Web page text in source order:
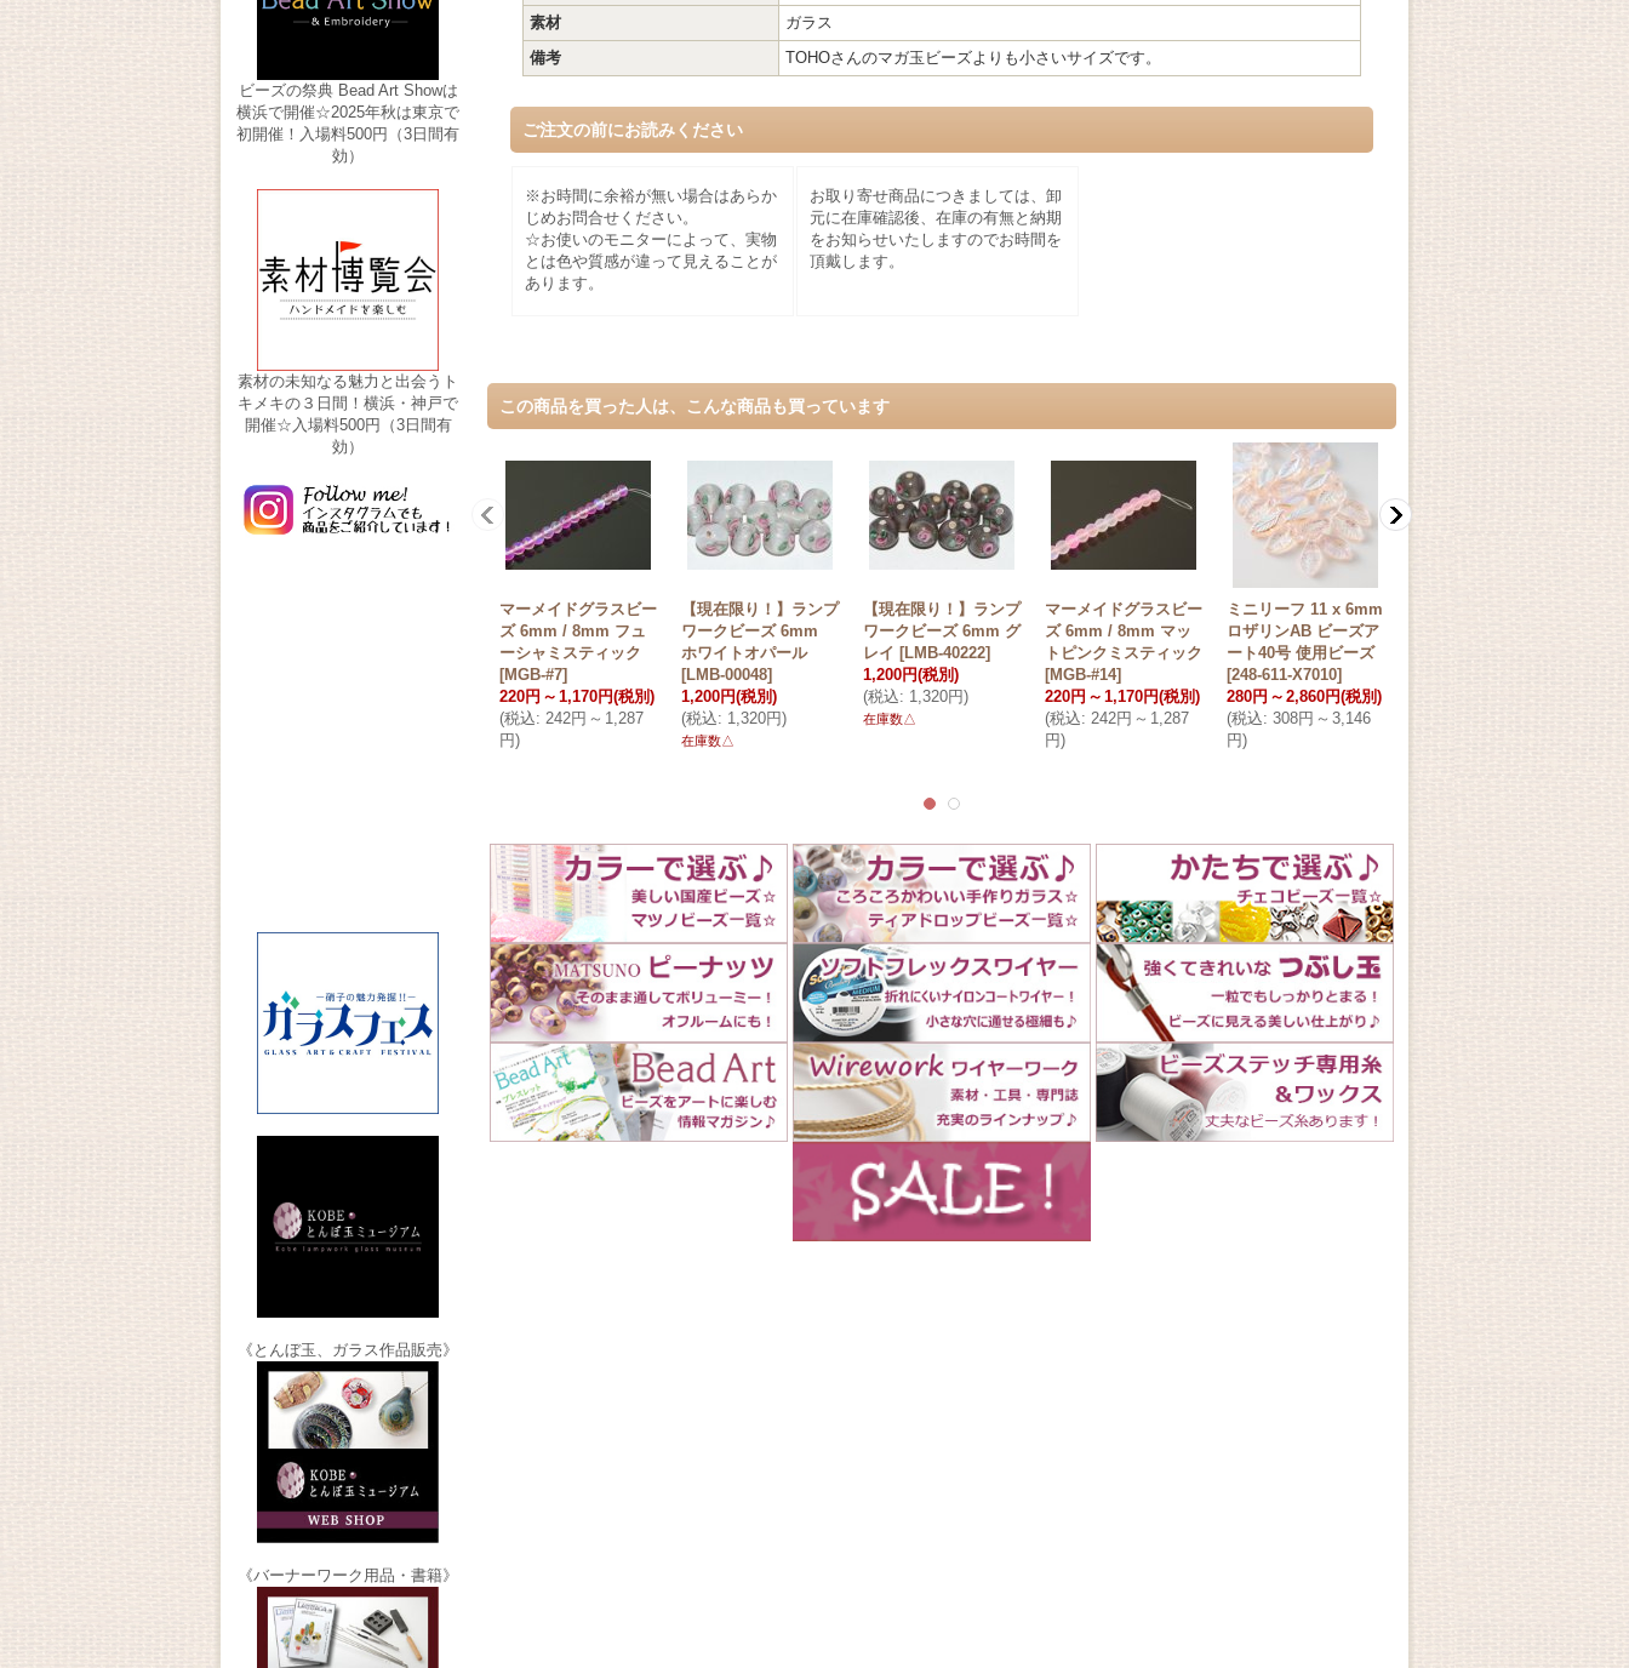
ビーズの祭典 Bead Art Showは
横浜で開催☆2025年秋は東京で
初開催！入場料500円（3日間有
効）
素材の未知なる魅力と出会うト
キメキの３日間！横浜・神戸で
開催☆入場料500円（3日間有
効）
《とんぼ玉、ガラス作品販売》
《バーナーワーク用品・書籍》
素材
ガラス
備考
TOHOさんのマガ玉ビーズよりも小さいサイズです。
ご注文の前にお読みください
※お時間に余裕が無い場合はあらか
じめお問合せください。
☆お使いのモニターによって、実物
とは色や質感が違って見えることが
あります。
お取り寄せ商品につきましては、卸
元に在庫確認後、在庫の有無と納期
をお知らせいたしますのでお時間を
頂戴します。
この商品を買った人は、こんな商品も買っています
マーメイドグラスビー
ズ 6mm / 8mm フュ
ーシャミスティック
[MGB-#7]
220円 ～ 1,170円(税別)
(税込: 242円 ～ 1,287
円)
【現在限り！】ランプ
ワークビーズ 6mm
ホワイトオパール
[LMB-00048]
1,200円(税別)
(税込: 1,320円)
在庫数△
【現在限り！】ランプ
ワークビーズ 6mm グ
レイ [LMB-40222]
1,200円(税別)
(税込: 1,320円)
在庫数△
マーメイドグラスビー
ズ 6mm / 8mm マッ
トピンクミスティック
[MGB-#14]
220円 ～ 1,170円(税別)
(税込: 242円 ～ 1,287
円)
ミニリーフ 11 x 6mm
ロザリンAB ビーズア
ート40号 使用ビーズ
[248-611-X7010]
280円 ～ 2,860円(税別)
(税込: 308円 ～ 3,146
円)
ド
(税